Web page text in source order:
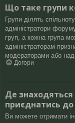
Що таке групи
Групи ділять
адміністратори
груп, а кожна група
адміністраторам
модераторами або
Догори
Де знаходяться
приєднатись до
Ви можете отримати